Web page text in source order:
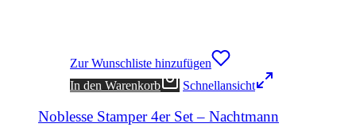
Zur Wunschliste hinzufügen
In den Warenkorb
Schnellansicht
Noblesse Stamper 4er Set – Nachtmann